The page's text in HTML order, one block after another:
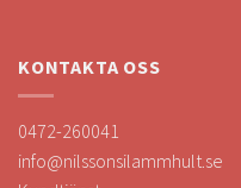
KONTAKTA OSS
0472-260041
info@nilssonsilammhult.se